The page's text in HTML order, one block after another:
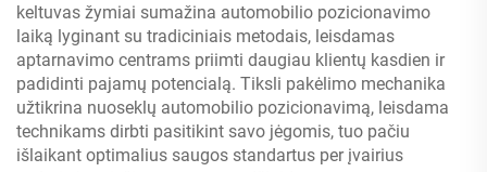
keltuvas žymiai sumažina automobilio pozicionavimo
laiką lyginant su tradiciniais metodais, leisdamas
aptarnavimo centrams priimti daugiau klientų kasdien ir
padidinti pajamų potencialą. Tiksli pakėlimo mechanika
užtikrina nuoseklų automobilio pozicionavimą, leisdama
technikams dirbti pasitikint savo jėgomis, tuo pačiu
išlaikant optimalius saugos standartus per įvairius